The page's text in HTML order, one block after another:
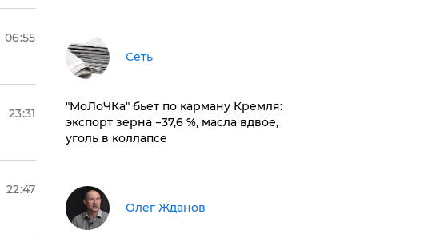
06:55
23:31
22:47
Сеть
​"МоЛоЧКа" бьет по карману Кремля:
экспорт зерна −37,6 %, масла вдвое,
уголь в коллапсе
Олег Жданов